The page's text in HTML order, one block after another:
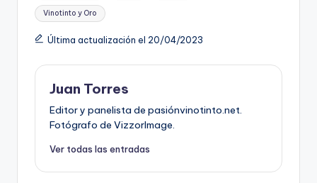
Vinotinto y Oro
Última actualización el 20/04/2023
Juan Torres
Editor y panelista de pasiónvinotinto.net.
Fotógrafo de VizzorImage.
Ver todas las entradas